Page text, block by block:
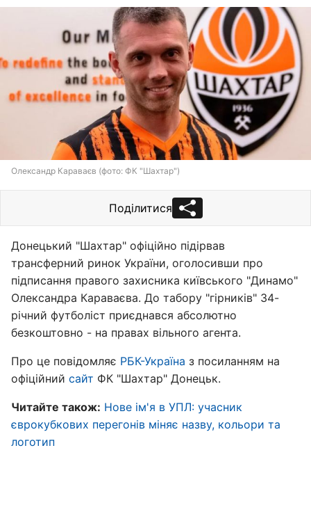
Олександр Караваєв (фото: ФК "Шахтар")
Поділитися
Донецький "Шахтар" офіційно підірвав
трансферний ринок України, оголосивши про
підписання правого захисника київського "Динамо"
Олександра Караваєва. До табору "гірників" 34-
річний футболіст приєднався абсолютно
безкоштовно - на правах вільного агента.
Про це повідомляє РБК-Україна з посиланням на
офіційний сайт ФК "Шахтар" Донецьк.
Читайте також: Нове ім'я в УПЛ: учасник
єврокубкових перегонів міняє назву, кольори та
логотип